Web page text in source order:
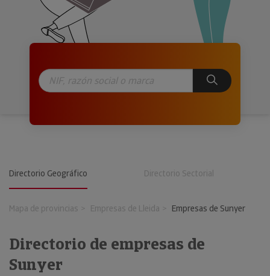
Directorio Geográfico Directorio Sectorial
Mapa de provincias Empresas de Lleida Empresas de Sunyer
Directorio de empresas de
Sunyer